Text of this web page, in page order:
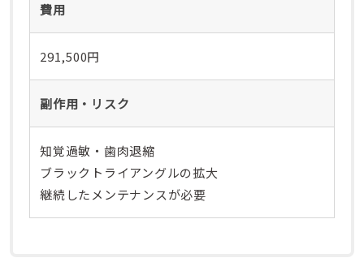
費用
291,500円
副作用・リスク
知覚過敏・歯肉退縮
ブラックトライアングルの拡大
継続したメンテナンスが必要